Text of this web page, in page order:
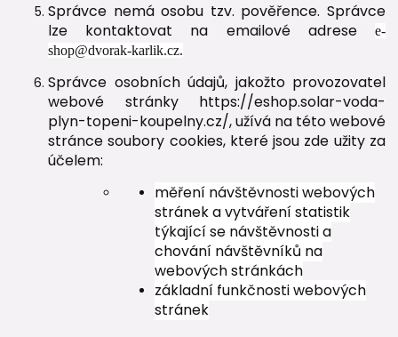
Správce nemá osobu tzv. pověřence. Správce
lze kontaktovat na emailové adrese
e-
shop@dvorak-karlik.cz.
Správce osobních údajů, jakožto provozovatel
webové stránky https://eshop.solar-voda-
plyn-topeni-koupelny.cz/, užívá na této webové
stránce soubory cookies, které jsou zde užity za
účelem:
měření návštěvnosti webových
stránek a vytváření statistik
týkající se návštěvnosti a
chování návštěvníků na
webových stránkách
základní funkčnosti webových
stránek